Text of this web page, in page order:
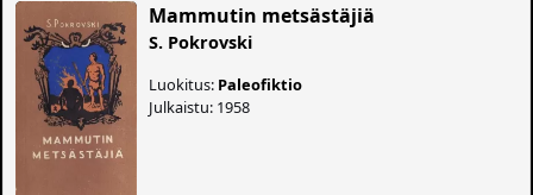
Mammutin metsästäjiä
S. Pokrovski
Luokitus: Paleofiktio
Julkaistu: 1958